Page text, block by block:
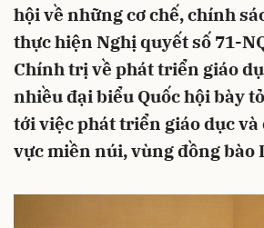
hội về những cơ chế, chính
thực hiện Nghị quyết số 71-
Chính trị về phát triển giáo
nhiều đại biểu Quốc hội bày
tới việc phát triển giáo dục
vực miền núi, vùng đồng bào